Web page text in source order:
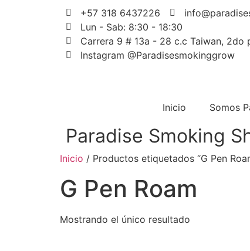
+57 318 6437226
Lun - Sab: 8:30 - 18:30
Carrera 9 # 13a - 28 c.c Taiwan, 2do
Instagram @Paradisesmokinggrow
Inicio Somos
Paradise Smoking
Inicio / Productos etiquetados “G Pen
G Pen Roam
Mostrando el único resultado